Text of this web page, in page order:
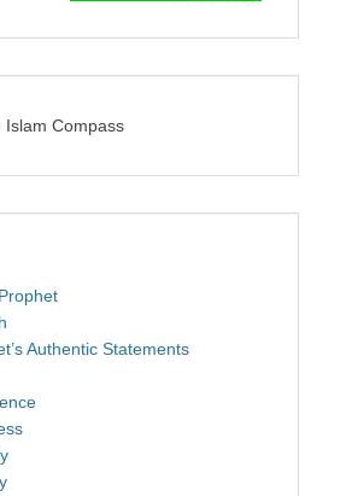
Islam Compass
Authentic Statements